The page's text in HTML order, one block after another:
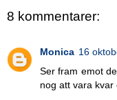
8 kommentarer:
Monica 16
Ser fram emot
nog att vara kvar